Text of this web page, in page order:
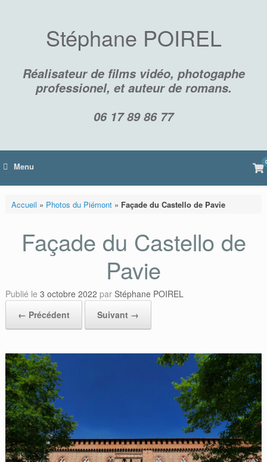
Stéphane POIREL
Réalisateur de films vidéo, photogaphe
professionel, et auteur de romans.
06 17 89 86 77
Menu 0
Accueil » Photos du Piémont» Façade du Castello de Pavie
Façade du Castello de
Pavie
Publié le 3 octobre 2022 par Stéphane POIREL
← Précédent
Suivant →